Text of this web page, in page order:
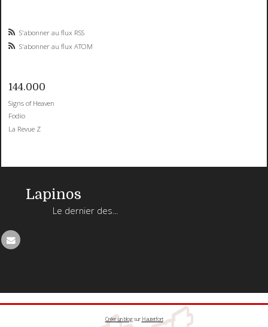
S'abonner au flux RSS
S'abonner au flux ATOM
144.000
Signs of Heaven
Fodio
La Revue Z
Lapinos
Le dernier des...
Créer un blogsur Hautetfort